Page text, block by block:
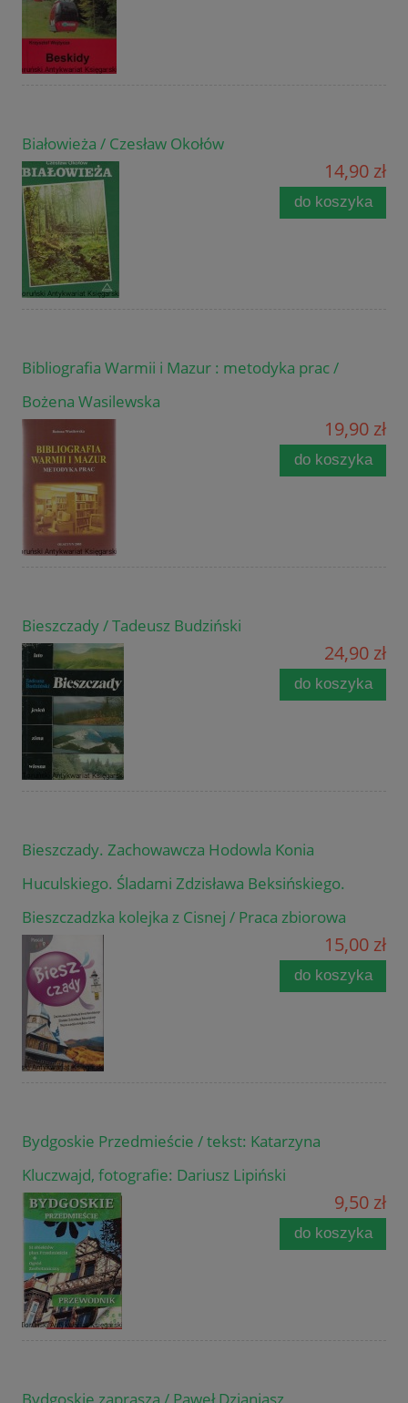
Białowieża / Czesław Okołów
14,90 zł
do koszyka
Bibliografia Warmii i Mazur : metodyka prac /
Bożena Wasilewska
19,90 zł
do koszyka
Bieszczady / Tadeusz Budziński
24,90 zł
do koszyka
Bieszczady. Zachowawcza Hodowla Konia
Huculskiego. Śladami Zdzisława Beksińskiego.
Bieszczadzka kolejka z Cisnej / Praca zbiorowa
15,00 zł
do koszyka
Bydgoskie Przedmieście / tekst: Katarzyna
Kluczwajd, fotografie: Dariusz Lipiński
9,50 zł
do koszyka
Bydgoskie zaprasza / Paweł Dzianiasz